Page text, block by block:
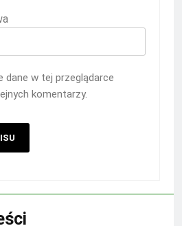
dane w tej przeglądarce
komentarzy.